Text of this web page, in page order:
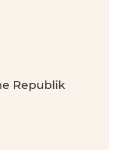
Republik